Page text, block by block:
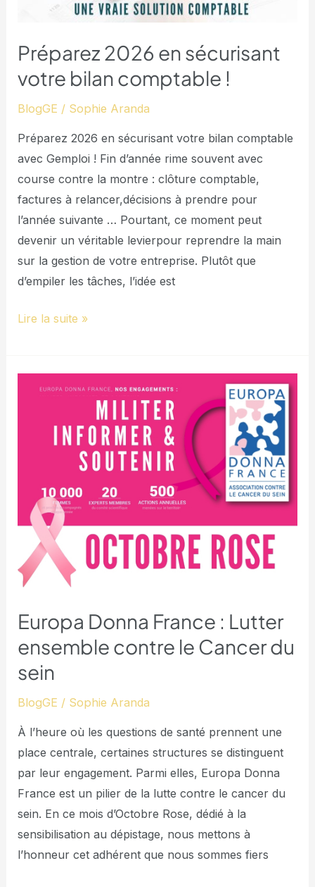
Préparez 2026 en sécurisant
votre bilan comptable !​
BlogGE / Sophie Aranda
Préparez 2026 en sécurisant votre bilan comptable
avec Gemploi ! Fin d’année rime souvent avec
course contre la montre : clôture comptable,
factures à relancer,décisions à prendre pour
l’année suivante … Pourtant, ce moment peut
devenir un véritable levierpour reprendre la main
sur la gestion de votre entreprise. Plutôt que
d’empiler les tâches, l’idée est
Lire la suite »
Europa Donna France : Lutter
ensemble contre le Cancer du
sein
BlogGE / Sophie Aranda
À l’heure où les questions de santé prennent une
place centrale, certaines structures se distinguent
par leur engagement. Parmi elles, Europa Donna
France est un pilier de la lutte contre le cancer du
sein. En ce mois d’Octobre Rose, dédié à la
sensibilisation au dépistage, nous mettons à
l’honneur cet adhérent que nous sommes fiers
France
ensemble
contre
le
Cancer
du
sein